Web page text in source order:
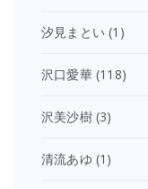
汐見まとい (1)
沢口愛華(118)
沢美沙樹(3)
清流あゆ (1)